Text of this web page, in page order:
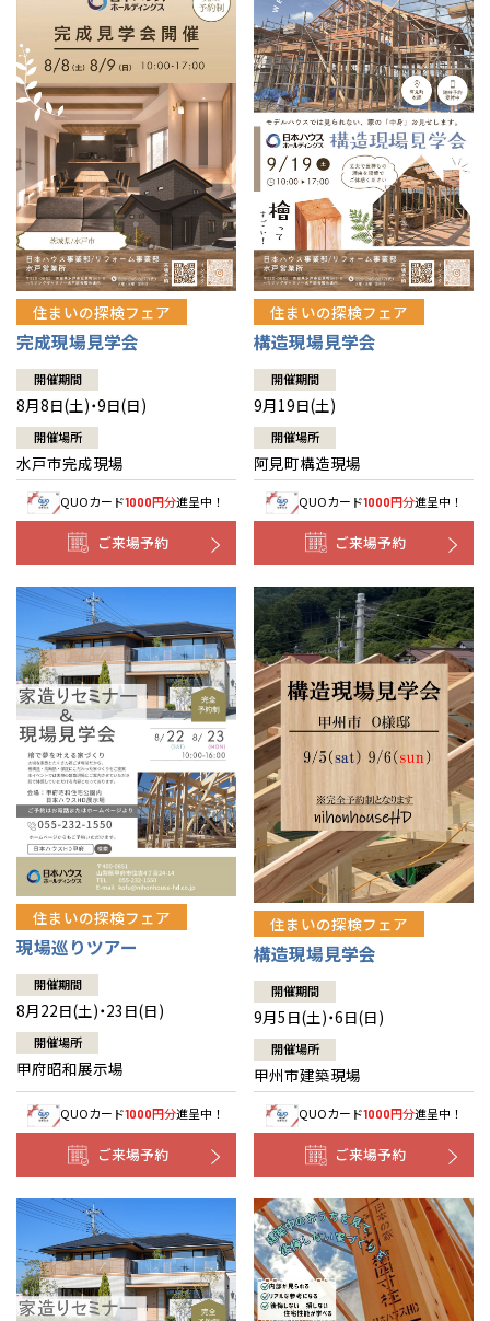
住まいの探検フェア
完成現場見学会
開催期間
8月8日(土)・9日(日)
開催場所
水戸市完成現場
QUOカード1000円分進呈中！
ご来場予約
住まいの探検フェア
構造現場見学会
開催期間
9月19日(土)
開催場所
阿見町構造現場
QUOカード1000円分進呈中！
ご来場予約
住まいの探検フェア
現場巡りツアー
開催期間
8月22日(土)・23日(日)
開催場所
甲府昭和展示場
QUOカード1000円分進呈中！
ご来場予約
住まいの探検フェア
構造現場見学会
開催期間
9月5日(土)・6日(日)
開催場所
甲州市建築現場
QUOカード1000円分進呈中！
ご来場予約